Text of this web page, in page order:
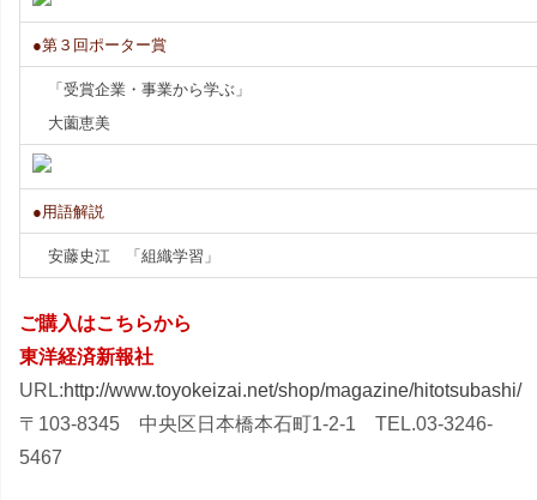
●第３回ポーター賞
「受賞企業・事業から学ぶ」
大薗恵美
●用語解説
安藤史江 「組織学習」
ご購入はこちらから
東洋経済新報社
URL:http://www.toyokeizai.net/shop/magazine/hitotsubashi/
〒103-8345 中央区日本橋本石町1-2-1 TEL.03-3246-
5467